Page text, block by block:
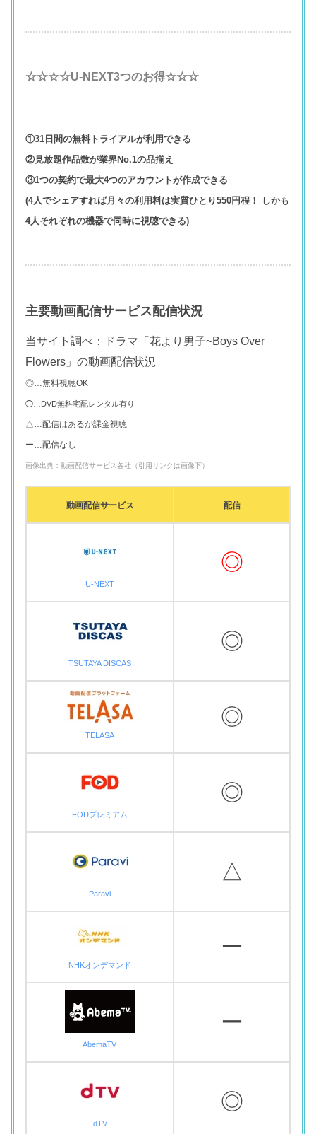
☆☆☆☆U-NEXT3つのお得☆☆☆
①31日間の無料トライアルが利用できる
②見放題作品数が業界No.1の品揃え
③1つの契約で最大4つのアカウントが作成できる
(4人でシェアすれば月々の利用料は実質ひとり550円程！ しかも
4人それぞれの機器で同時に視聴できる)
主要動画配信サービス配信状況
当サイト調べ：ドラマ「花より男子~Boys Over
Flowers」の動画配信状況
◎…無料視聴OK
◯…DVD無料宅配レンタル有り
△…配信はあるが課金視聴
ー…配信なし
画像出典：動画配信サービス各社（引用リンクは画像下）
動画配信サービス 配信
U-NEXT
◎
TSUTAYA DISCAS
◎
TELASA
◎
FODプレミアム
◎
Paravi
△
NHKオンデマンド
ー
AbemaTV
ー
dTV
◎